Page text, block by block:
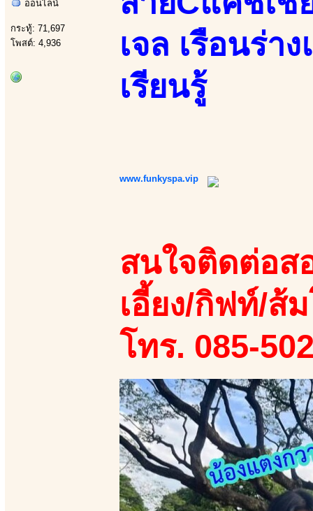
ออนไลน์
กระทู้: 71,697
โพสต์: 4,936
เจล เรือนร่า
เรียนรู้
www.funkyspa.vip
สนใจติดต่อส
เอี้ยง/กิฟท์/ส้
โทร. 085-